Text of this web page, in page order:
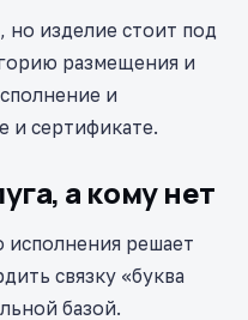
но изделие стоит под
размещения и
и
и сертификате.
а кому нет
исполнения решает
связку «буква
базой.